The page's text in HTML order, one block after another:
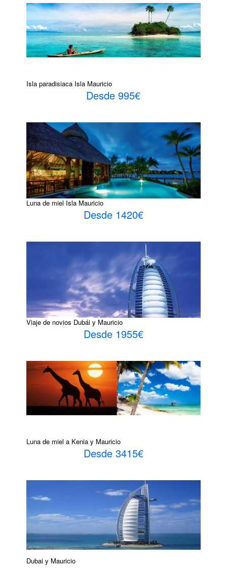
Isla paradisiaca Isla Mauricio
Desde 995€
Luna de miel Isla Mauricio
Desde 1420€
Viaje de novios Dubái y Mauricio
Desde 1955€
Luna de miel a Kenia y Mauricio
Desde 3415€
Dubai y Mauricio